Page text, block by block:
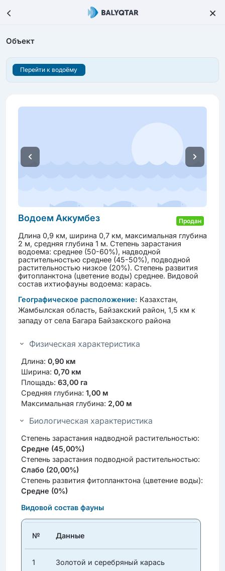
Объект
Перейти к водоёму
Водоем Аккумбез Продан
Длина 0,9 км, ширина 0,7 км, максимальная глубина
2 м, средняя глубина 1 м. Степень зарастания
водоема: среднее (50-60%), надводной
растительностью среднее (45-50%), подводной
растительностью низкое (20%). Степень развития
фитопланктона (цветение воды) среднее. Видовой
состав ихтиофауны водоема: карась.
Географическое расположение: Казахстан,
Жамбылская область, Байзакский район, 1,5 км к
западу от села Багара Байзакского района
Физическая характеристика
Длина: 0,90 км
Ширина: 0,70 км
Площадь: 63,00 га
Средняя глубина: 1,00 м
Максимальная глубина: 2,00 м
Биологическая характеристика
Степень зарастания надводной растительностью:
Средне (45,00%)
Степень зарастания подводной растительностью:
Слабо (20,00%)
Степень развития фитопланктона (цветение воды):
Средне (0%)
Видовой состав фауны
№ Данные
1 Золотой и серебряный карась